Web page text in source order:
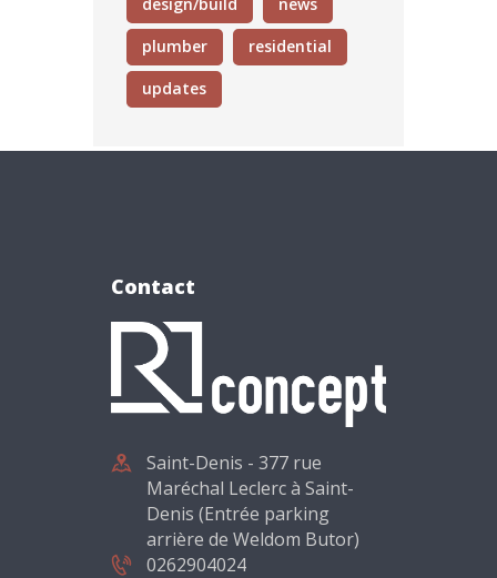
plumber
residential
updates
Contact
Saint-Denis - 377 rue
Maréchal Leclerc à Saint-
Denis (Entrée parking
arrière de Weldom Butor)
0262904024